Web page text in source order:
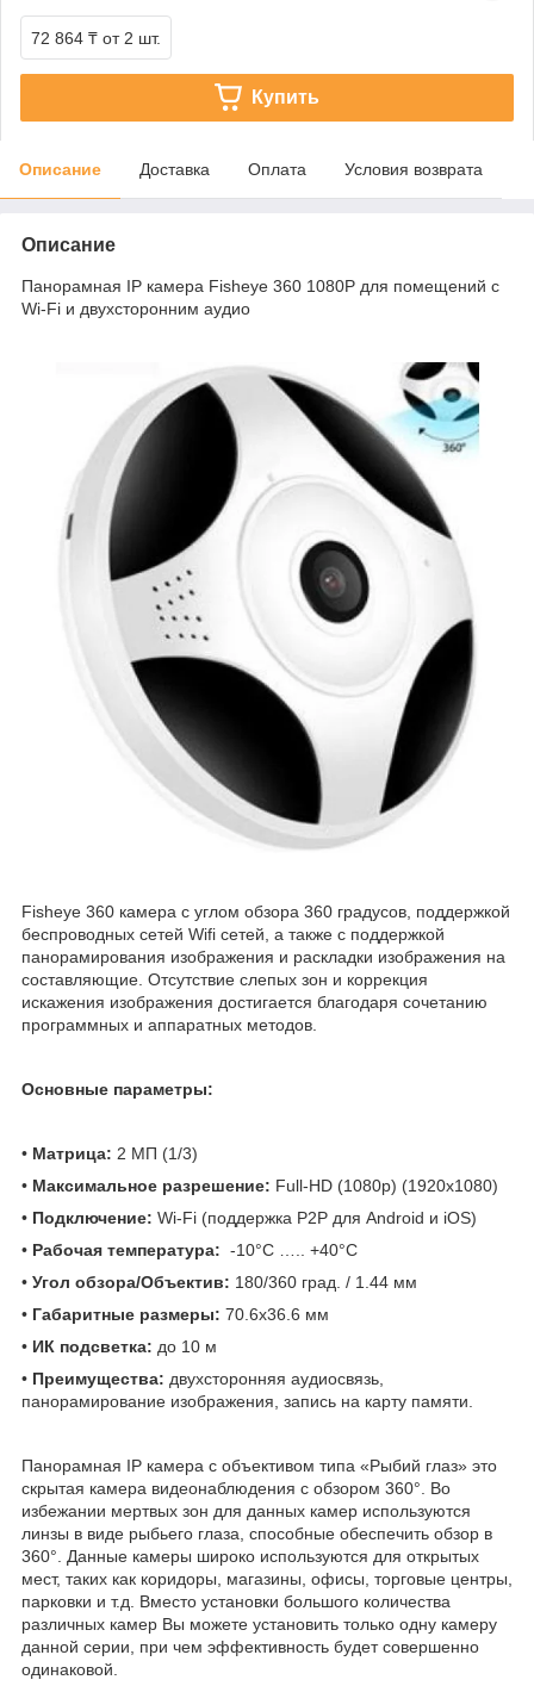
72 864 ₸ от 2 шт.
Купить
Описание Доставка Оплата Условия возврата
Описание
Панорамная IP камера Fisheye 360 1080P для помещений с
Wi-Fi и двухсторонним аудио
Fisheye 360 камера с углом обзора 360 градусов, поддержкой
беспроводных сетей Wifi сетей, а также с поддержкой
панорамирования изображения и раскладки изображения на
составляющие. Отсутствие слепых зон и коррекция
искажения изображения достигается благодаря сочетанию
программных и аппаратных методов.
Основные параметры:
• Матрица: 2 МП (1/3)
• Максимальное разрешение: Full-HD (1080p) (1920x1080)
• Подключение: Wi-Fi (поддержка P2P для Android и iOS)
• Рабочая температура: -10°С ….. +40°С
• Угол обзора/Объектив: 180/360 град. / 1.44 мм
• Габаритные размеры: 70.6х36.6 мм
• ИК подсветка: до 10 м
• Преимущества: двухсторонняя аудиосвязь,
панорамирование изображения, запись на карту памяти.
Панорамная IP камера с объективом типа «Рыбий глаз» это
скрытая камера видеонаблюдения с обзором 360°. Во
избежании мертвых зон для данных камер используются
линзы в виде рыбьего глаза, способные обеспечить обзор в
360°. Данные камеры широко используются для открытых
мест, таких как коридоры, магазины, офисы, торговые центры,
парковки и т.д. Вместо установки большого количества
различных камер Вы можете установить только одну камеру
данной серии, при чем эффективность будет совершенно
одинаковой.